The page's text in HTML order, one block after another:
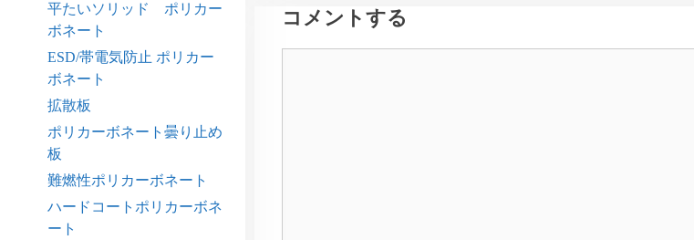
コメントする
平たいソリッド ポリカー
ボネート
ESD/帯電気防止 ポリカー
ボネート
拡散板
ポリカーボネート曇り止め
板
難燃性ポリカーボネート
ハードコートポリカーボネ
ート